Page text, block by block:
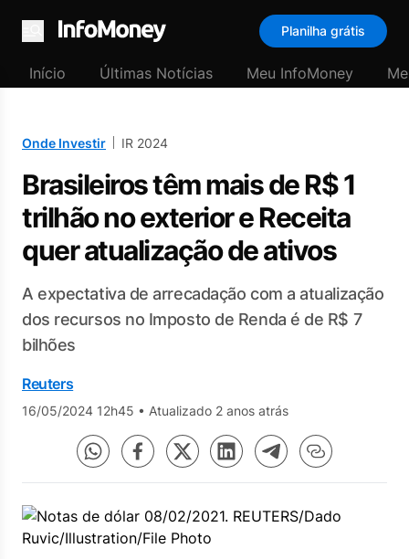
Menu
Planilha grátis
Início Últimas Notícias Meu InfoMoney
Onde Investir IR 2024
Brasileiros têm mais de R$ 1
trilhão no exterior e Receita
quer atualização de ativos
A expectativa de arrecadação com a atualização
dos recursos no Imposto de Renda é de R$ 7
bilhões
Reuters
16/05/2024 12h45 • Atualizado 2 anos atrás